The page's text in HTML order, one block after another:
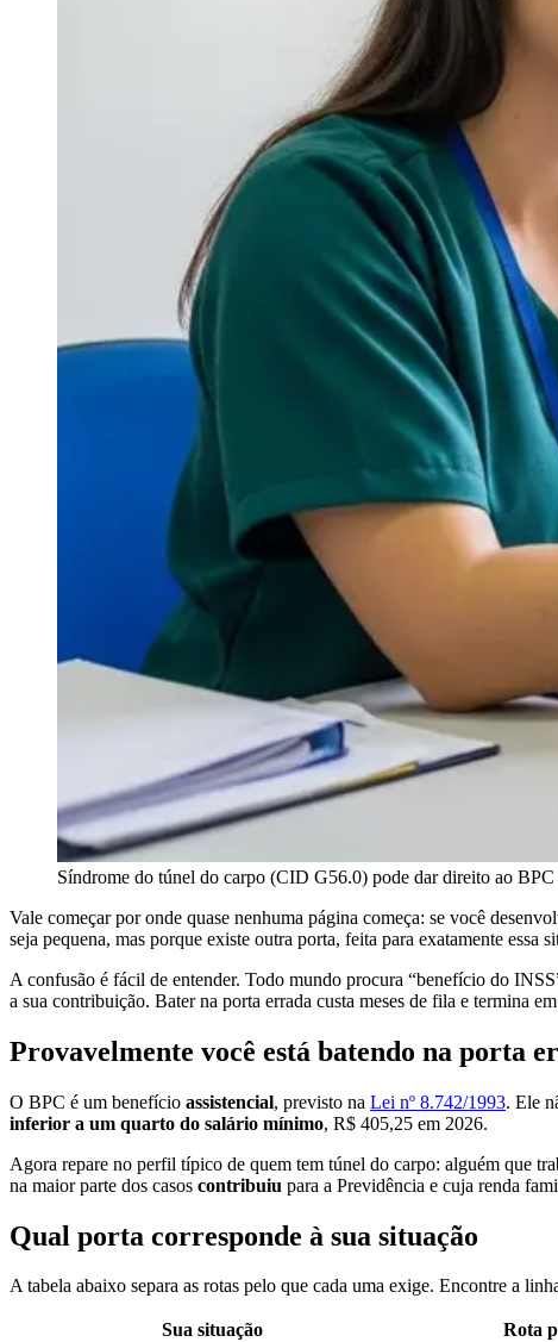
Síndrome do túnel do carpo (CID G56.0) pode dar direito ao
Vale começar por onde quase nenhuma página começa: se você
seja pequena, mas porque existe outra porta, feita para exatamente essa
A confusão é fácil de entender. Todo mundo procura “benefício do
a sua contribuição. Bater na porta errada custa meses de fila e termina
Provavelmente você está batendo na porta
O BPC é um benefício assistencial, previsto na Lei nº 8.742/1993. Ele
inferior a um quarto do salário mínimo, R$ 405,25 em 2026.
Agora repare no perfil típico de quem tem túnel do carpo: alguém que
na maior parte dos casos contribuiu para a Previdência e cuja renda
Qual porta corresponde à sua situação
A tabela abaixo separa as rotas pelo que cada uma exige. Encontre a
Sua situação Rota